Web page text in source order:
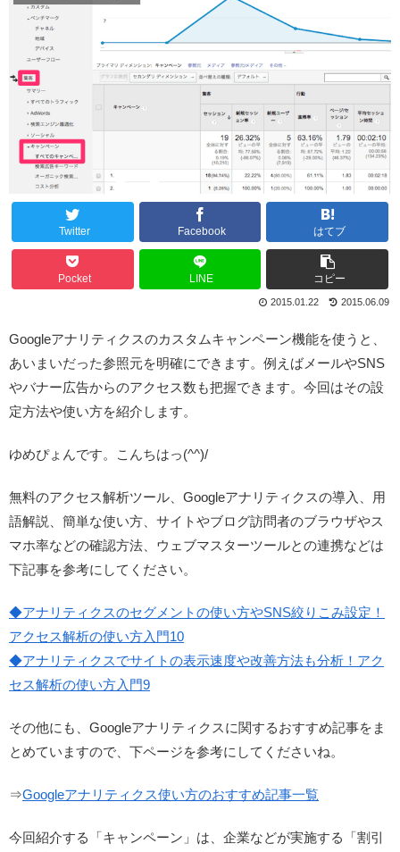
Twitter Facebook はてブ
Pocket LINE コピー
2015.06.09
2015.01.22
Googleアナリティクスのカスタムキャンペーン機能を使うと、
あいまいだった参照元を明確にできます。例えばメールやSNS
やバナー広告からのアクセス数も把握できます。今回はその設
定方法や使い方を紹介します。
ゆめぴょんです。こんちはっ(^^)/
無料のアクセス解析ツール、Googleアナリティクスの導入、用
語解説、簡単な使い方、サイトやブログ訪問者のブラウザやス
マホ率などの確認方法、ウェブマスターツールとの連携などは
下記事を参考にしてください。
◆アナリティクスのセグメントの使い方やSNS絞りこみ設定！
アクセス解析の使い方入門10
◆アナリティクスでサイトの表示速度や改善方法も分析！アク
セス解析の使い方入門9
その他にも、Googleアナリティクスに関するおすすめ記事をま
とめていますので、下ページを参考にしてくださいね。
⇒Googleアナリティクス使い方のおすすめ記事一覧
今回紹介する「キャンペーン」は、企業などが実施する「割引